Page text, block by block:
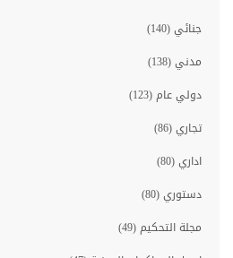
جنائي (140)
مدني (138)
دولي عام (123)
تجاري (86)
اداري (80)
دستوري (80)
مجلة التحكيم (49)